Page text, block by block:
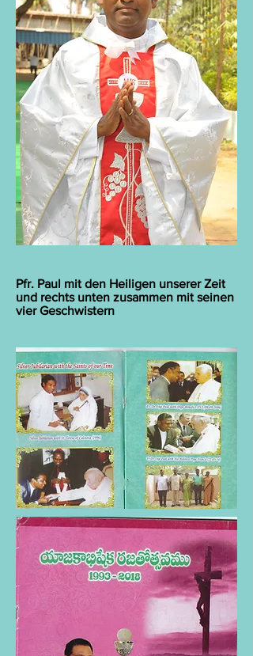
Pfr. Paul mit den Heiligen unserer Zeit
und rechts unten zusammen mit seinen
vier Geschwistern